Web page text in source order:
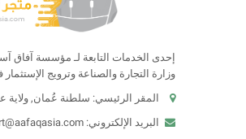
إحدى الخدمات التابعة لـ مؤسسة آفاق
وزارة التجارة والصناعة وترويج
المقر الرئيسي: سلطنة عُمان, ولاية
البريد الإلكتروني: